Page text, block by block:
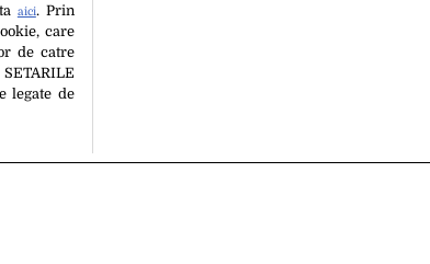
Politica De CookiesPolitica De
aici. Prin
care
de catre
legate de